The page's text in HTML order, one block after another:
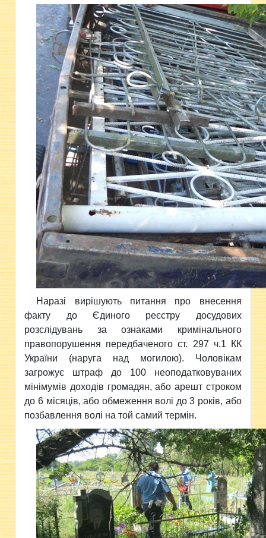
Наразі вирішують питання про внесення
факту до Єдиного реєстру досудових
розслідувань за ознаками кримінального
правопорушення передбаченого ст. 297 ч.1 КК
України (наруга над могилою). Чоловікам
загрожує штраф до 100 неоподатковуваних
мінімумів доходів громадян, або арешт строком
до 6 місяців, або обмеження волі до 3 років, або
позбавлення волі на той самий термін.